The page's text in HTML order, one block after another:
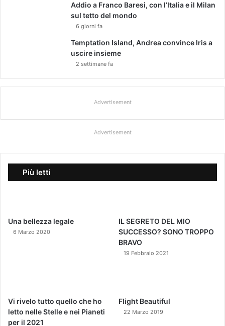
Addio a Franco Baresi, con l’Italia e il Milan
sul tetto del mondo
6 giorni fa
Temptation Island, Andrea convince Iris a
uscire insieme
2 settimane fa
Advertisement
Advertisement
Più letti
Una bellezza legale
6 Marzo 2020
IL SEGRETO DEL MIO
SUCCESSO? SONO TROPPO
BRAVO
19 Febbraio 2021
Vi rivelo tutto quello che ho
letto nelle Stelle e nei Pianeti
per il 2021
Flight Beautiful
22 Marzo 2019